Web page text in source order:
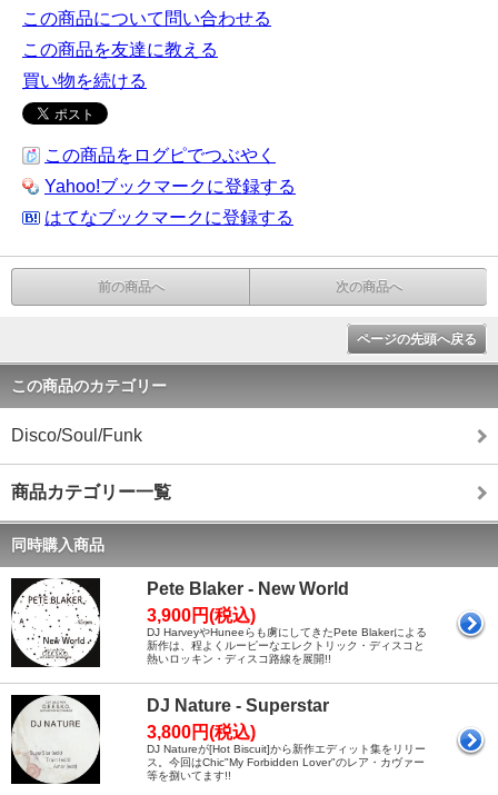
この商品について問い合わせる
この商品を友達に教える
買い物を続ける
この商品をログピでつぶやく
Yahoo!ブックマークに登録する
はてなブックマークに登録する
前の商品へ 次の商品へ
ページの先頭へ戻る
この商品のカテゴリー
Disco/Soul/Funk
商品カテゴリー一覧
同時購入商品
Pete Blaker - New World
3,900円(税込)
DJ HarveyやHuneeらも虜にしてきたPete Blakerによる
新作は、程よくルーピーなエレクトリック・ディスコと
熱いロッキン・ディスコ路線を展開!!
DJ Nature - Superstar
3,800円(税込)
DJ Natureが[Hot Biscuit]から新作エディット集をリリー
ス。今回はChic"My Forbidden Lover"のレア・カヴァー
等を捌いてます!!